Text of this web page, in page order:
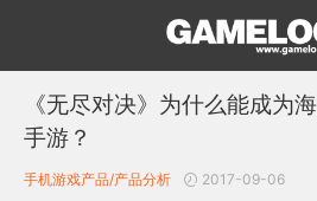
《无尽对决》为什么能成为
手游？
手机游戏产品/产品分析 2017-09-06